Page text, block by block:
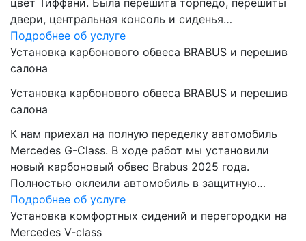
цвет Тиффани. Была перешита торпедо, перешиты
двери, центральная консоль и сиденья…
Подробнее об услуге
Установка карбонового обвеса BRABUS и перешив
салона
Установка карбонового обвеса BRABUS и перешив
салона
К нам приехал на полную переделку автомобиль
Mercedes G-Class. В ходе работ мы установили
новый карбоновый обвес Brabus 2025 года.
Полностью оклеили автомобиль в защитную…
Подробнее об услуге
Установка комфортных сидений и перегородки на
Mercedes V-class